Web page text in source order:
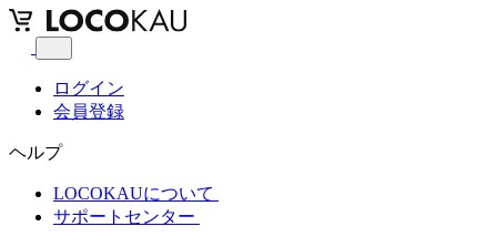
ログイン
会員登録
ヘルプ
LOCOKAUについて
サポートセンター